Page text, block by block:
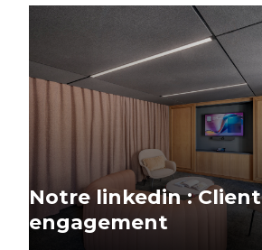
Notre linkedin : Client
engagement